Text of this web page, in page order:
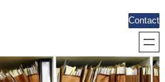
Contact